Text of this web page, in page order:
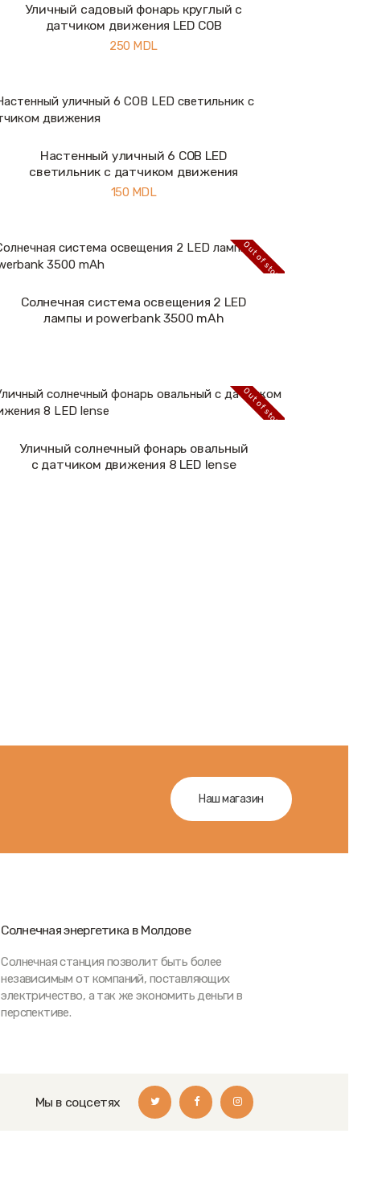
Купить Подробнее
Уличный садовый фонарь круглый с
датчиком движения LED COB
250 MDL
Купить Подробнее
Настенный уличный 6 COB LED
светильник с датчиком движения
150 MDL
Out of stock
Подробнее
Солнечная система освещения 2 LED
лампы и powerbank 3500 mAh
Out of stock
Подробнее
Уличный солнечный фонарь овальный
с датчиком движения 8 LED lense
Наш магазин
Солнечная энергетика в Молдове
Солнечная станция позволит быть более
независимым от компаний, поставляющих
электричество, а так же экономить деньги в
перспективе.
Мы в соцсетях